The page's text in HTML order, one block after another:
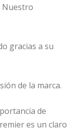
Nuestro
gracias a su
de la marca.
de
es un claro